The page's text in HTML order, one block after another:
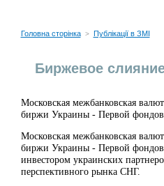
4 серпня 2026 р.
До
Головна сторінка > Публікації в ЗМІ
Биржевое
Московская межбанковская
биржи Украины - Первой
Московская межбанковская
биржи Украины - Первой
инвестором украинских
перспективного рынка СНГ.